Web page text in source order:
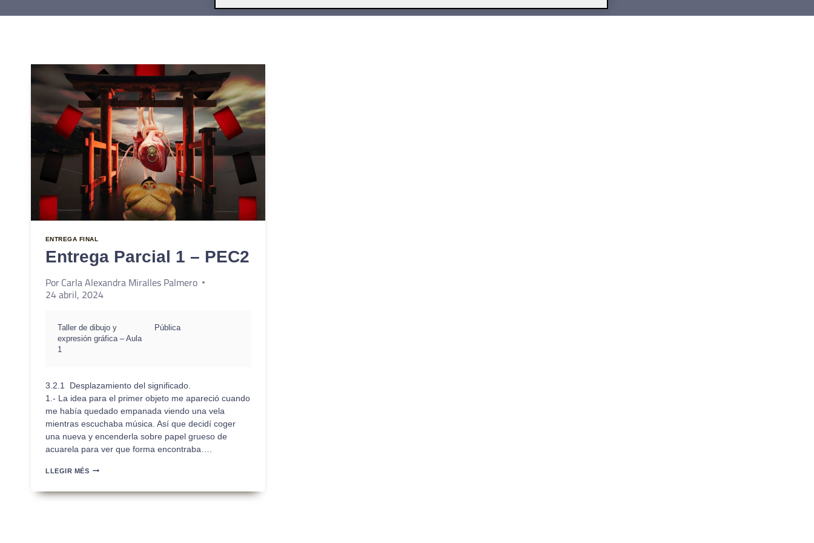
ENTREGA FINAL
Entrega Parcial 1 – PEC2
PorCarla Alexandra Miralles Palmero
24 abril, 2024
Taller de dibujo y
expresión gráfica – Aula
1
Pública
3.2.1 Desplazamiento del significado.
1.- La idea para el primer objeto me apareció cuando
me había quedado empanada viendo una vela
mientras escuchaba música. Así que decidí coger
una nueva y encenderla sobre papel grueso de
acuarela para ver que forma encontraba….
LLEGIR MÉSENTREGA
–